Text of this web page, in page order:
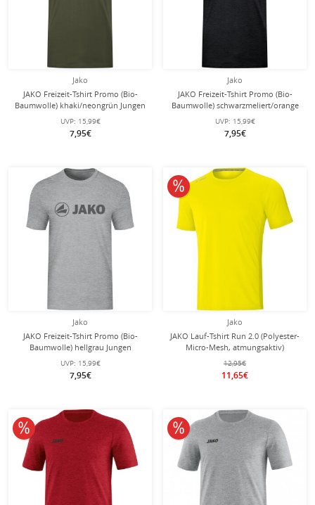
Jako
JAKO Freizeit-Tshirt Promo (Bio-
Baumwolle) khaki/neongrün Jungen
UVP: 15,99€
7,95€
Jako
JAKO Freizeit-Tshirt Promo (Bio-
Baumwolle) schwarzmeliert/orange
Jungen
UVP: 15,99€
7,95€
Jako
JAKO Freizeit-Tshirt Promo (Bio-
Baumwolle) hellgrau Jungen
UVP: 15,99€
7,95€
Jako
JAKO Lauf-Tshirt Run 2.0 (Polyester-
Micro-Mesh, atmungsaktiv)
neongelb Jungen
12,95€
11,65€
10% reduziert
10% reduziert 10% reduziert